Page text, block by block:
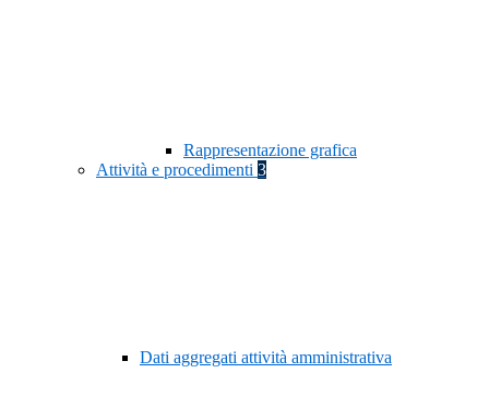
Rappresentazione grafica
Attività e procedimenti 3
Dati aggregati attività amministrativa